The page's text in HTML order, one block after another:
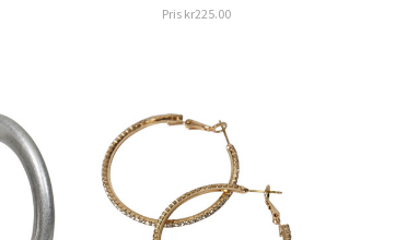
Pris kr225.00